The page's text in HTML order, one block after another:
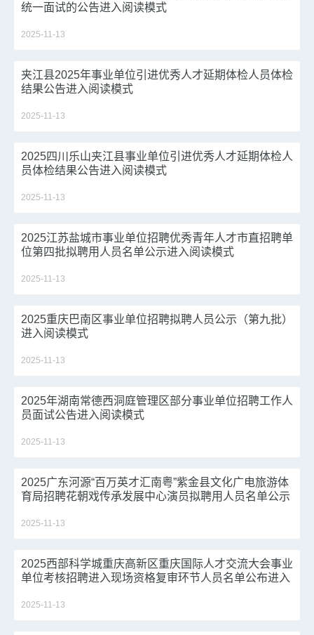
统一面试的公告进入阅读模式
2025-11-13
夹江县2025年事业单位引进优秀人才延期体检人员体检
结果公告进入阅读模式
2025-11-13
2025四川乐山夹江县事业单位引进优秀人才延期体检人
员体检结果公告进入阅读模式
2025-11-13
2025江苏盐城市事业单位招聘优秀青年人才市直招聘单
位第四批拟聘用人员名单公示进入阅读模式
2025-11-13
2025重庆巴南区事业单位招聘拟聘人员公示（第九批）
进入阅读模式
2025-11-13
2025年湖南常德西洞庭管理区部分事业单位招聘工作人
员面试公告进入阅读模式
2025-11-13
2025广东河源“百万英才汇南粤”紫金县文化广电旅游体
育局招聘花朝戏传承发展中心演员拟聘用人员名单公示
2025-11-13
2025西部科学城重庆高新区重庆国际人才交流大会事业
单位考核招聘进入现场资格复审环节人员名单公布进入
2025-11-13